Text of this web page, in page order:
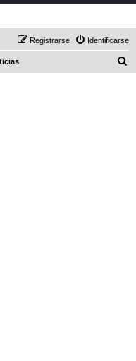
Identificarse
Registrarse